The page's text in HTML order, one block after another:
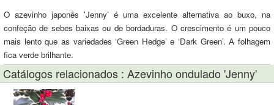
O azevinho japonês 'Jenny’ é uma excelente alternativa ao buxo, na
confeção de sebes baixas ou de bordaduras. O crescimento é um pouco
mais lento que as variedades ‘Green Hedge’ e ‘Dark Green’. A folhagem
fica verde brilhante.
Catálogos relacionados : Azevinho ondulado 'Jenny'